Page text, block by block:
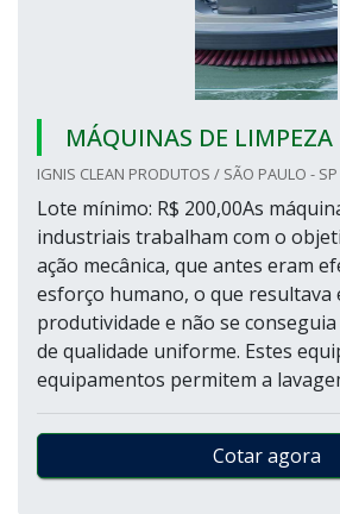
MÁQUINAS DE
IGNIS CLEAN PRODUTOS / SÃO PAULO - SP
Lote mínimo: R$ 200,00As
industriais trabalham com o
ação mecânica, que antes eram
esforço humano, o que resultava
produtividade e não se
de qualidade uniforme. Estes
equipamentos permitem a
Cotar agora